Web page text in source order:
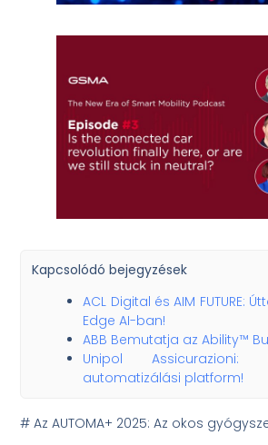
Kapcsolódó bejegyzések
ACL Digital és AIM FUTURE:
Edge AI-ban!
ABB Bemutatja az Ability™
Unipol Assicurazioni:
automatizálási platform!
# Az AUTOMA+ 2025: Az okos